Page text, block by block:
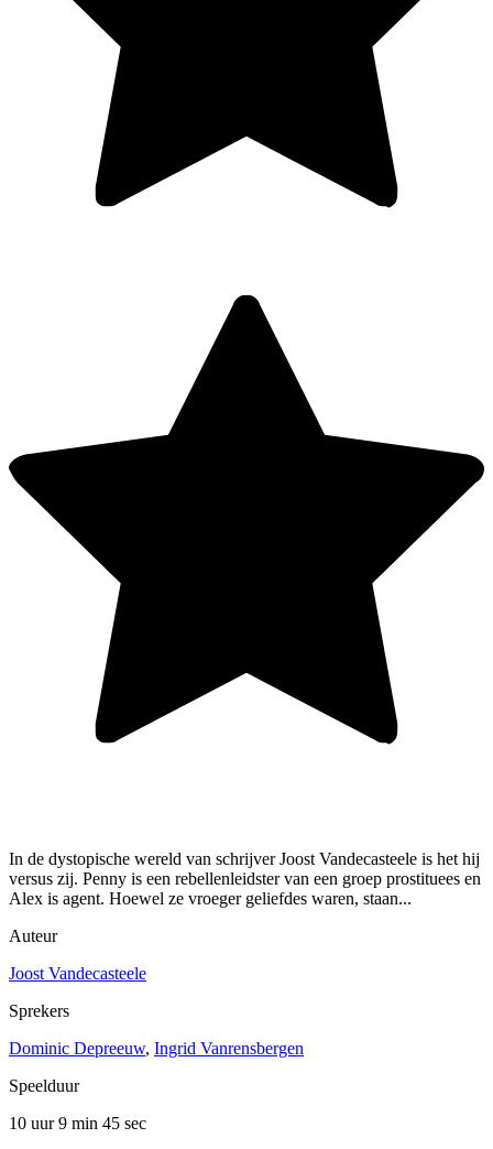
In de dystopische wereld van schrijver Joost Vandecasteele is het hij
versus zij. Penny is een rebellenleidster van een groep prostituees en
Alex is agent. Hoewel ze vroeger geliefdes waren, staan...
Auteur
Joost Vandecasteele
Sprekers
Dominic Depreeuw, Ingrid Vanrensbergen
Speelduur
10 uur 9 min 45 sec